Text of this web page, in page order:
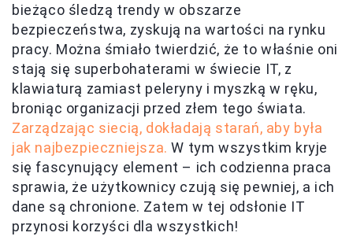
bieżąco śledzą trendy w obszarze
bezpieczeństwa, zyskują na wartości na rynku
pracy. Można śmiało twierdzić, że to właśnie oni
stają się superbohaterami w świecie IT, z
klawiaturą zamiast peleryny i myszką w ręku,
broniąc organizacji przed złem tego świata.
Zarządzając siecią, dokładają starań, aby była
jak najbezpieczniejsza. W tym wszystkim kryje
się fascynujący element – ich codzienna praca
sprawia, że użytkownicy czują się pewniej, a ich
dane są chronione. Zatem w tej odsłonie IT
przynosi korzyści dla wszystkich!